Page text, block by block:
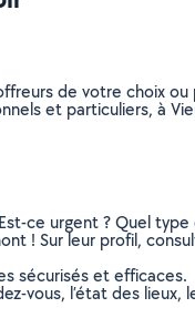
de votre choix
et particuliers, à
ce urgent ? Quel
! Sur leur profil,
sécurisés et efficaces.
vous, l’état des